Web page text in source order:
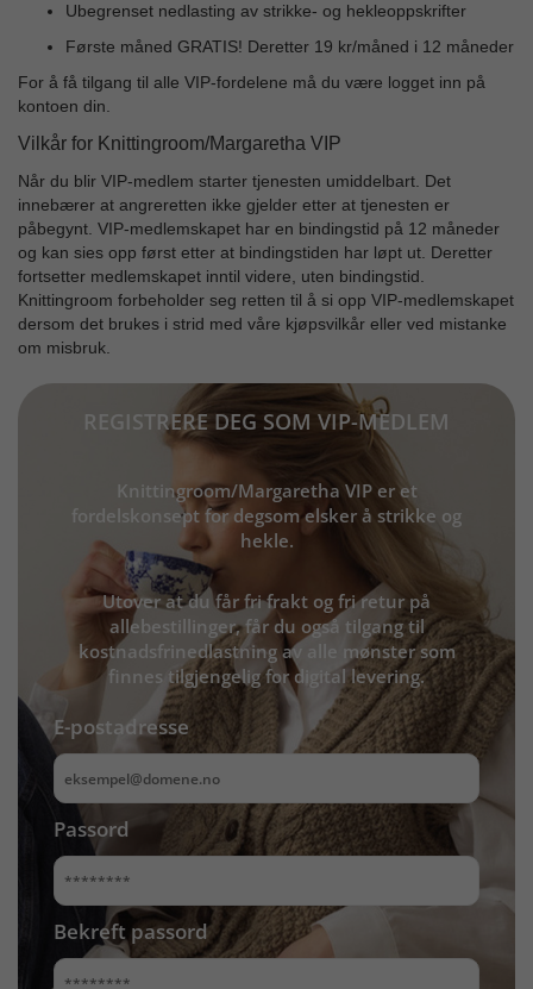
Ubegrenset nedlasting av strikke- og hekleoppskrifter
Første måned GRATIS! Deretter 19 kr/måned i 12 måneder
For å få tilgang til alle VIP-fordelene må du være logget inn på
kontoen din.
Vilkår for Knittingroom/Margaretha VIP
Når du blir VIP-medlem starter tjenesten umiddelbart. Det
innebærer at angreretten ikke gjelder etter at tjenesten er
påbegynt. VIP-medlemskapet har en bindingstid på 12 måneder
og kan sies opp først etter at bindingstiden har løpt ut. Deretter
fortsetter medlemskapet inntil videre, uten bindingstid.
Knittingroom forbeholder seg retten til å si opp VIP-medlemskapet
dersom det brukes i strid med våre kjøpsvilkår eller ved mistanke
om misbruk.
REGISTRERE DEG SOM VIP-MEDLEM
Knittingroom/Margaretha VIP er et
fordelskonsept for degsom elsker å strikke og
hekle.
Utover at du får fri frakt og fri retur på
allebestillinger, får du også tilgang til
kostnadsfrinedlastning av alle mønster som
finnes tilgjengelig for digital levering.
E-postadresse
Passord
Bekreft passord